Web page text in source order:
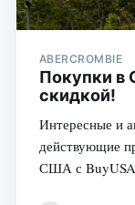
ABERCROMBIE
Покупки в
скидкой!
Интересные и
действующие
США с